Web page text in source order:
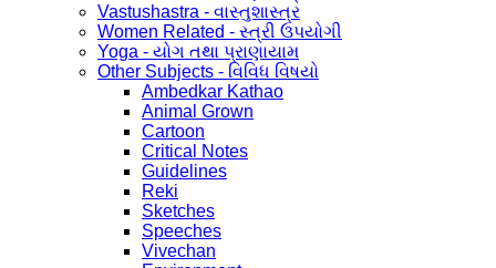
Vastushastra - વાસ્તુશાસ્ત્ર
Women Related - સ્ત્રી ઉપયોગી
Yoga - યોગ તથા પ્રાણાયામ
Other Subjects - વિવિધ વિષયો
Ambedkar Kathao
Animal Grown
Cartoon
Critical Notes
Guidelines
Reki
Sketches
Speeches
Vivechan